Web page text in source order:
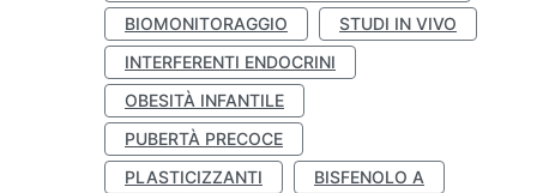
BIOMONITORAGGIO
STUDI IN VIVO
INTERFERENTI ENDOCRINI
OBESITÀ INFANTILE
PUBERTÀ PRECOCE
PLASTICIZZANTI
BISFENOLO A